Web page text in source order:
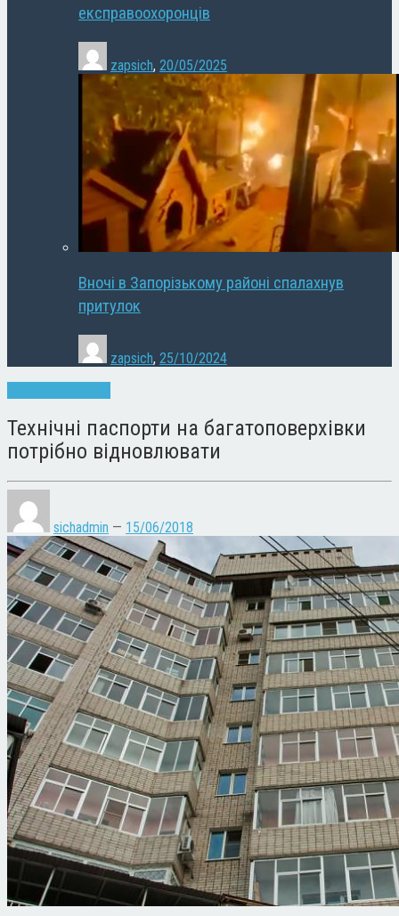
експравоохоронців
zapsich, 20/05/2025
Вночі в Запорізькому районі спалахнув
притулок
zapsich, 25/10/2024
Технічні паспорти на багатоповерхівки
потрібно відновлювати
sichadmin — 15/06/2018